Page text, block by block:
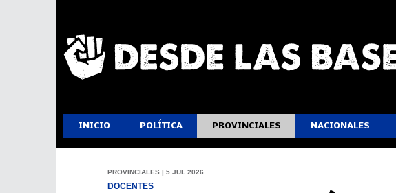
INICIO POLÍTICA PROVINCIALES NACIONALES
PROVINCIALES | 5 JUL 2026
DOCENTES